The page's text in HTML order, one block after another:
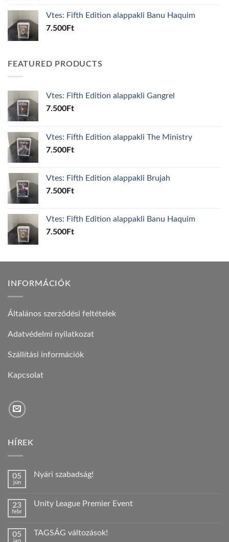
Vtes: Fifth Edition alappakli Banu Haquim
7.500Ft
FEATURED PRODUCTS
Vtes: Fifth Edition alappakli Gangrel
7.500Ft
Vtes: Fifth Edition alappakli The Ministry
7.500Ft
Vtes: Fifth Edition alappakli Brujah
7.500Ft
Vtes: Fifth Edition alappakli Banu Haquim
7.500Ft
INFORMÁCIÓK
Általános szerződési feltételek
Adatvédelmi nyilatkozat
Szállítási információk
Kapcsolat
HÍREK
05
jún
Nyári szabadság!
Nyári
23
febr
Unity League Premier Event
Unity
05
jan
TAGSÁG változások!